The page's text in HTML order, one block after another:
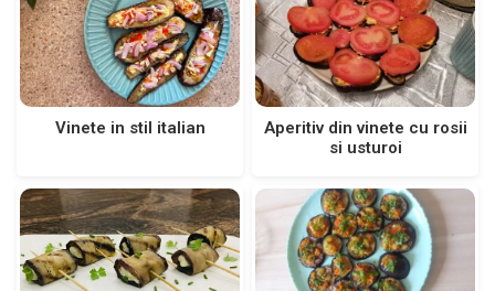
Vinete in stil italian
Aperitiv din vinete cu rosii
si usturoi